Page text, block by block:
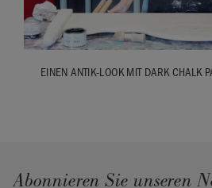
EINEN ANTIK-LOOK MIT DARK CHALK
Abonnieren Sie unseren